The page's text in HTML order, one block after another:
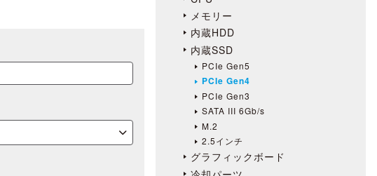
メモリー
内蔵HDD
内蔵SSD
PCIe Gen5
PCIe Gen4
PCIe Gen3
SATA III 6Gb/s
M.2
2.5インチ
グラフィックボード